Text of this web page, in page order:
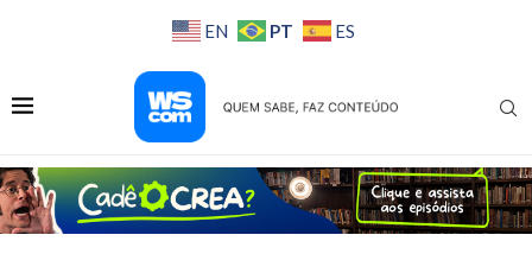
EN PT ES